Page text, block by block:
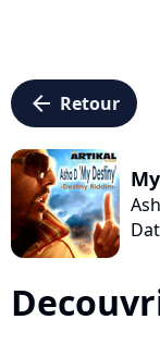
arrow_left Retour